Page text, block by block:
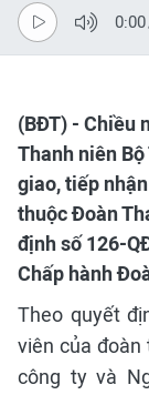
0:00
(BĐT) - Chiều
Thanh niên
giao, tiếp
thuộc Đoàn
định số 126-
Chấp hành
Theo quyết
viên của đoàn
công ty và